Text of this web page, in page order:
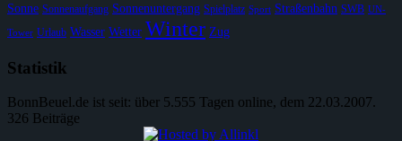
Sonne Sonnenaufgang Sonnenuntergang Spielplatz Sport Straßenbahn SWB UN-
Tower Urlaub Wasser Wetter Winter Zug
Statistik
BonnBeuel.de ist seit: über 5.555 Tagen online, dem 22.03.2007.
326 Beiträge